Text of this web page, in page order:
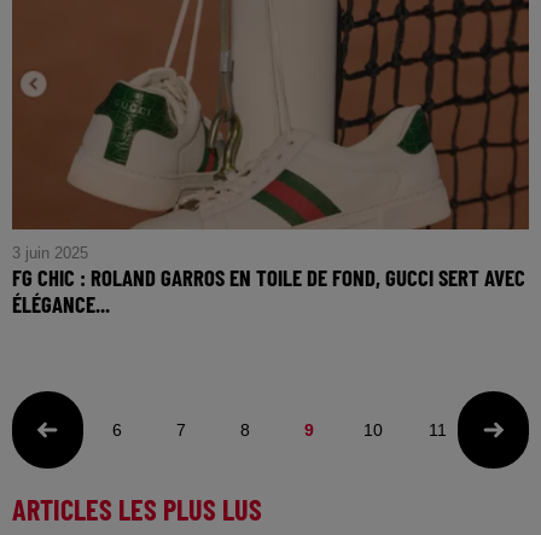
3 juin 2025
FG CHIC : ROLAND GARROS EN TOILE DE FOND, GUCCI SERT AVEC
ÉLÉGANCE...
6 7 8 9 10 11 12
ARTICLES LES PLUS LUS